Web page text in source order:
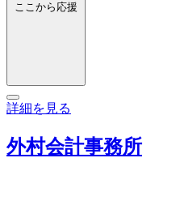
ここから応援
詳細を見る
外村会計事務所